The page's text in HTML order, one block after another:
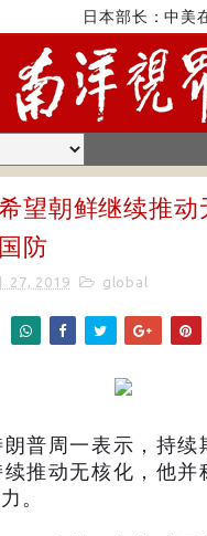
日本部长：中美
望朝鲜继续推动
防
27, 2019 global
普周一表示，持续
推动无核化，他并
。